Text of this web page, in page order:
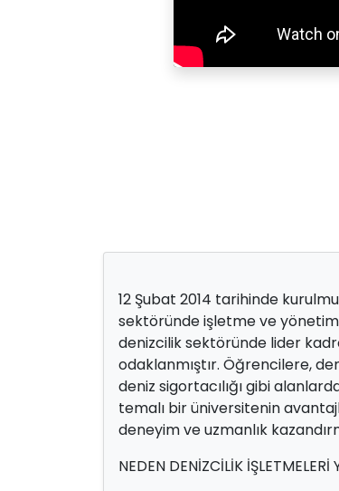
12 Şubat 2014 tarihinde
sektöründe işletme ve
denizcilik sektöründe lider
odaklanmıştır. Öğrencilere,
deniz sigortacılığı gibi
temalı bir üniversitenin
deneyim ve uzmanlık
NEDEN DENİZCİLİK